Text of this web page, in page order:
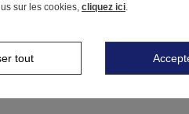
sur les cookies, cliquez ici.
tout